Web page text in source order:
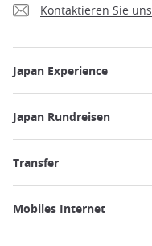
Kontaktieren Sie uns
Japan Experience
Japan Rundreisen
Transfer
Mobiles Internet